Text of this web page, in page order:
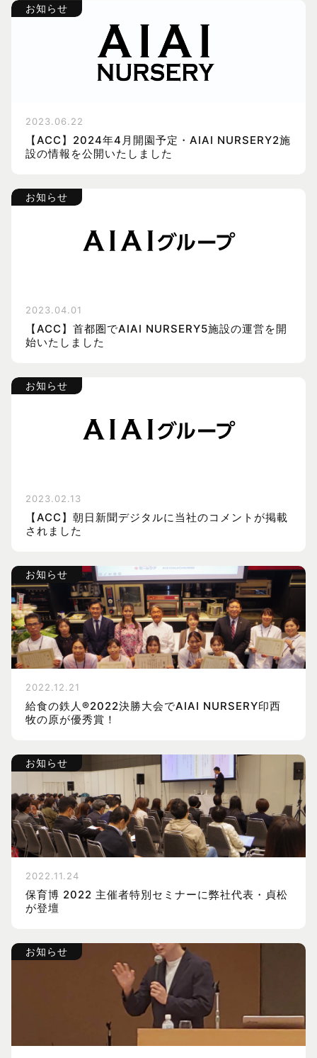
お知らせ
2023.06.22
【ACC】2024年4月開園予定・AIAI NURSERY2施
設の情報を公開いたしました
お知らせ
2023.04.01
【ACC】首都圏でAIAI NURSERY5施設の運営を開
始いたしました
お知らせ
2023.02.13
【ACC】朝日新聞デジタルに当社のコメントが掲載
されました
お知らせ
2022.12.21
給食の鉄人®2022決勝大会でAIAI NURSERY印西
牧の原が優秀賞！
お知らせ
2022.11.24
保育博 2022 主催者特別セミナーに弊社代表・貞松
が登壇
お知らせ